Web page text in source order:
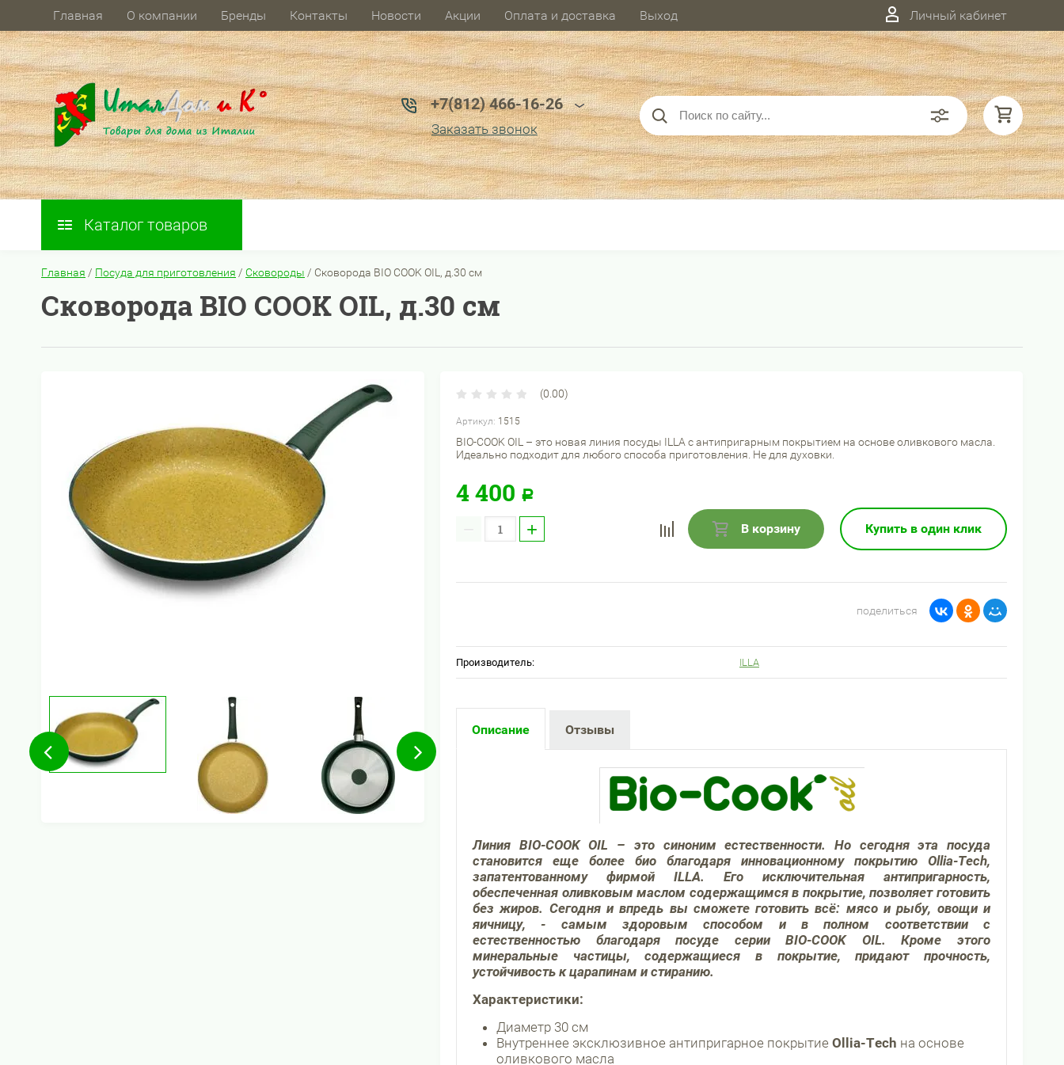
Главная О компании Бренды Контакты Новости Акции Оплата и доставка Выход Личный кабинет
+7(812) 466-16-26
Заказать звонок
Каталог товаров
Главная / Посуда для приготовления / Сковороды / Cковорода BIO COOK OIL, д.30 см
Cковорода BIO COOK OIL, д.30 см
(0.00)
Артикул: 1515
BIO-COOK OIL – это новая линия посуды ILLA с антипригарным покрытием на основе оливкового масла.
Идеально подходит для любого способа приготовления. Не для духовки.
4 400 Р
− + В корзину Купить в один клик
поделиться
Производитель: ILLA
Описание Отзывы
Линия BIO-COOKOIL – это синоним естественности. Но сегодня эта посуда
становится еще более био благодаря инновационному покрытию Ollia-Tech,
запатентованному фирмой ILLA. Его исключительная антипригарность,
обеспеченная оливковым маслом содержащимся в покрытие, позволяет готовить
без жиров. Сегодня и впредь вы сможете готовить всё: мясо и рыбу, овощи и
яичницу, - самым здоровым способом и в полном соответствии с
естественностью благодаря посуде серии BIO-COOK OIL. Кроме этого
минеральные частицы, содержащиеся в покрытие, придают прочность,
устойчивость к царапинам и стиранию.
Характеристики:
Диаметр 30 см
Внутреннее эксклюзивное антипригарное покрытие Ollia-Tech на основе
оливкового масла